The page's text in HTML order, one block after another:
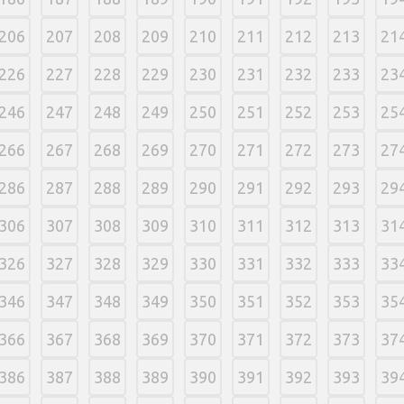
207 208 209 210 211 212 213
227 228 229 230 231 232 233
247 248 249 250 251 252 253
267 268 269 270 271 272 273
287 288 289 290 291 292 293
307 308 309 310 311 312 313
327 328 329 330 331 332 333
347 348 349 350 351 352 353
367 368 369 370 371 372 373
387 388 389 390 391 392 393